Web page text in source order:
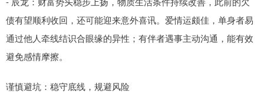
债有望顺利收回，还可能迎来意外喜讯。爱情运颇佳，单身者易
通过他人牵线结识合眼缘的异性；有伴者遇事主动沟通，能有效
避免感情摩擦。
谨慎避坑：稳守底线，规避风险